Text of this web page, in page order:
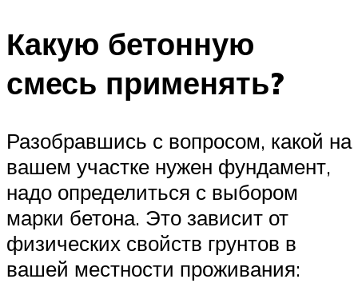
Какую бетонную
смесь применять?
Разобравшись с вопросом, какой на
вашем участке нужен фундамент,
надо определиться с выбором
марки бетона. Это зависит от
физических свойств грунтов в
вашей местности проживания: